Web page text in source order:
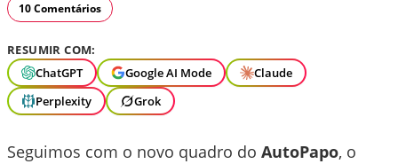
10 Comentários
RESUMIR COM:
ChatGPT
Google AI Mode
Claude
Perplexity
Grok
Seguimos com o novo quadro do AutoPapo, o